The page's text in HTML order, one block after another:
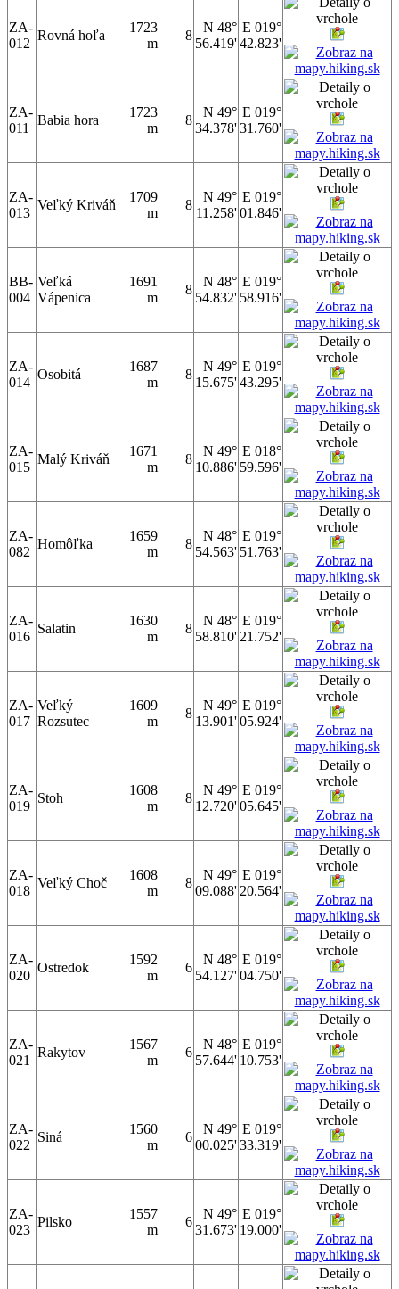
ZA-
012
Rovná hoľa
1723
m
8
N 48°
56.419'
E 019°
42.823'
ZA-
011
Babia hora
1723
m
8
N 49°
34.378'
E 019°
31.760'
ZA-
013
Veľký Kriváň
1709
m
8
N 49°
11.258'
E 019°
01.846'
BB-
004
Veľká
Vápenica
1691
m
8
N 48°
54.832'
E 019°
58.916'
ZA-
014
Osobitá
1687
m
8
N 49°
15.675'
E 019°
43.295'
ZA-
015
Malý Kriváň
1671
m
8
N 49°
10.886'
E 018°
59.596'
ZA-
082
Homôľka
1659
m
8
N 48°
54.563'
E 019°
51.763'
ZA-
016
Salatin
1630
m
8
N 48°
58.810'
E 019°
21.752'
ZA-
017
Veľký
Rozsutec
1609
m
8
N 49°
13.901'
E 019°
05.924'
ZA-
019
Stoh
1608
m
8
N 49°
12.720'
E 019°
05.645'
ZA-
018
Veľký Choč
1608
m
8
N 49°
09.088'
E 019°
20.564'
ZA-
020
Ostredok
1592
m
6
N 48°
54.127'
E 019°
04.750'
ZA-
021
Rakytov
1567
m
6
N 48°
57.644'
E 019°
10.753'
ZA-
022
Siná
1560
m
6
N 49°
00.025'
E 019°
33.319'
ZA-
023
Pilsko
1557
m
6
N 49°
31.673'
E 019°
19.000'